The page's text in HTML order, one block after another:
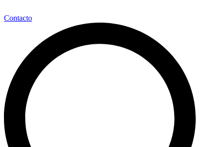
Contacto